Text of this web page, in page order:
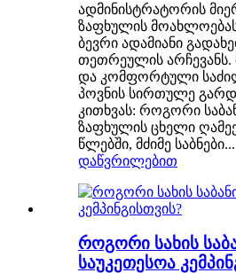
ადმინისტრატორის
ზაფხულის
ბევრი ადამიანი
თეთრეულის არჩევანს.
და კომფორტული
პოვნის სირთულე
კითხვას: როგორი
ზაფხულის ცხელი
წლებში, მძიმე საბნები...
დაწვრილებით
როგორი სახის
საუკეთესოა